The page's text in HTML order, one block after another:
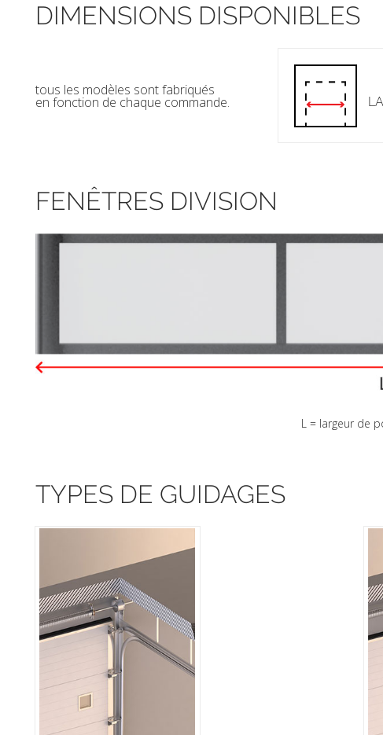
DIMENSIONS DISPONIBLES
tous les modèles sont fabriqués
en fonction de chaque commande.
FENÊTRES DIVISION
L = largeur de
TYPES DE GUIDAGES